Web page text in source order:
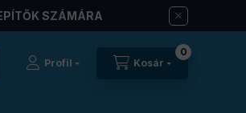
SZÁMÁRA
Profil Kosár
0